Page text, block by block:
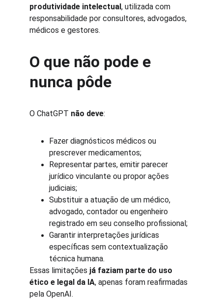
produtividade intelectual, utilizada com
responsabilidade por consultores, advogados,
médicos e gestores.
O que não pode e
nunca pôde
O ChatGPT não deve:
Fazer diagnósticos médicos ou
prescrever medicamentos;
Representar partes, emitir parecer
jurídico vinculante ou propor ações
judiciais;
Substituir a atuação de um médico,
advogado, contador ou engenheiro
registrado em seu conselho profissional;
Garantir interpretações jurídicas
específicas sem contextualização
técnica humana.
Essas limitações já faziam parte do uso
ético e legal da IA, apenas foram reafirmadas
pela OpenAI.